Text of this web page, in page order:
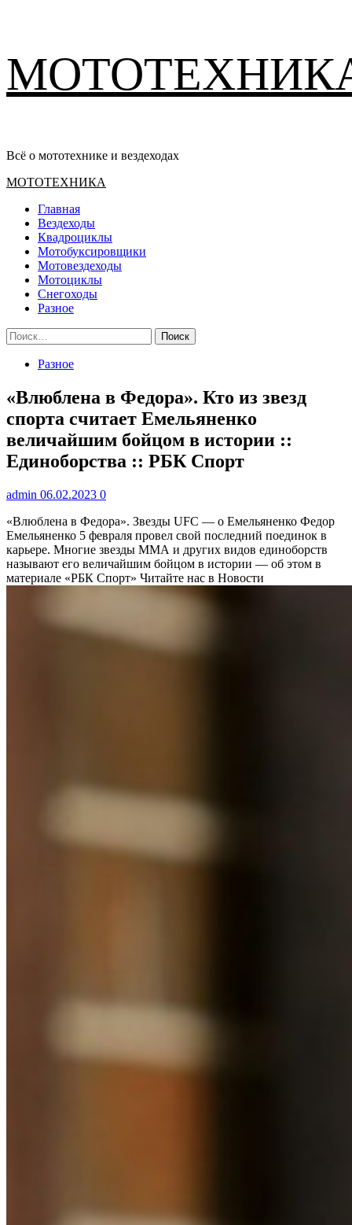
содержимому
Всё о мототехнике и вездеходах
Основное
МОТОТЕХНИКА
Главная
Вездеходы
Квадроциклы
Мотобуксировщики
Мотовездеходы
Мотоциклы
Снегоходы
Разное
Найти:
Разное
«Влюблена в Федора». Кто из звезд
спорта считает Емельяненко
величайшим бойцом в истории ::
Единоборства :: РБК Спорт
admin 06.02.2023 0
«Влюблена в Федора». Звезды UFC — о Емельяненко Федор
Емельяненко 5 февраля провел свой последний поединок в
карьере. Многие звезды ММА и других видов единоборств
называют его величайшим бойцом в истории — об этом в
материале «РБК Спорт» Читайте нас в Новости